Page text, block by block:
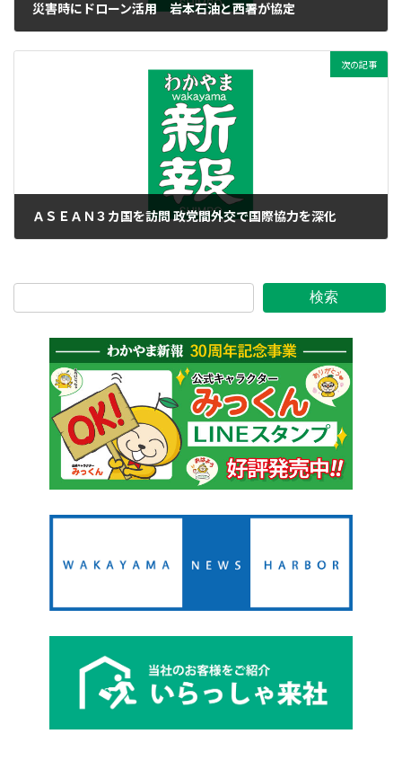
災害時にドローン活用 岩本石油と西署が協定
次の記事
ＡＳＥＡＮ３カ国を訪問 政党間外交で国際協力を深化
検索